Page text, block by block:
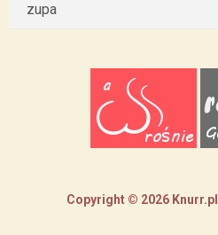
zupa
Copyright © 2026 Knurr.pl